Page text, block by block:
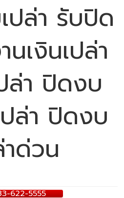
ปล่า รับปิด
เงินเปล่า
ล่า ปิดงบ
ปล่า ปิดงบ
าด่วน
622-5555